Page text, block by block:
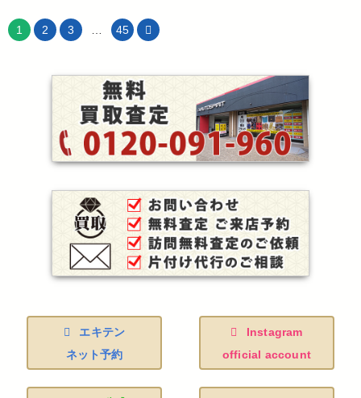
1 2 3 45
エキテン
ネット予約
Instagram
official account